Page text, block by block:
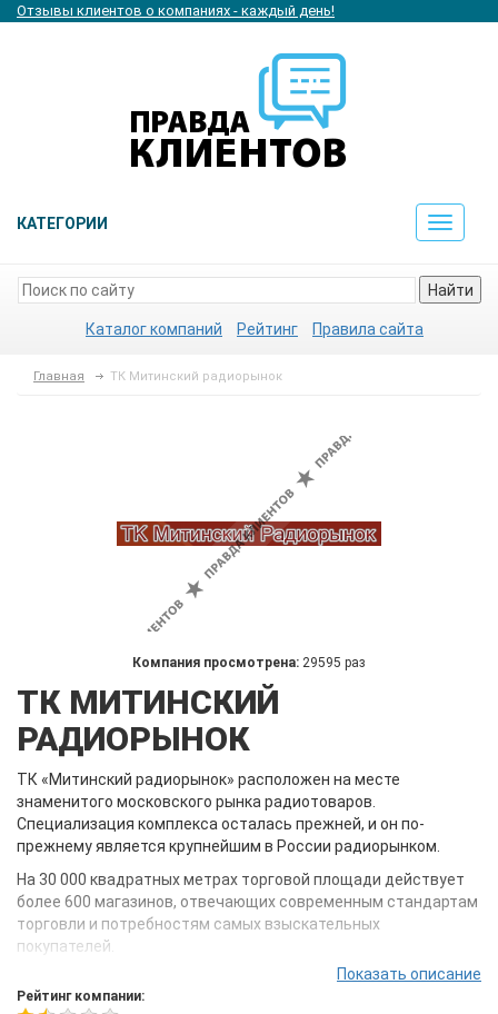
Отзывы клиентов о компаниях - каждый день!
КАТЕГОРИИ
Toggle
Найти
Каталог компаний Рейтинг Правила сайта
Главная ТК Митинский радиорынок
Компания просмотрена: 29595 раз
ТК МИТИНСКИЙ
РАДИОРЫНОК
ТК «Митинский радиорынок» расположен на месте
знаменитого московского рынка радиотоваров.
Специализация комплекса осталась прежней, и он по-
прежнему является крупнейшим в России радиорынком.
На 30 000 квадратных метрах торговой площади действует
более 600 магазинов, отвечающих современным стандартам
торговли и потребностям самых взыскательных
покупателей.
Здесь можно приобрести широчайший ассортимент
радиодеталей и комплектующих для ремонта аудио-, теле- и
Показать описание
Рейтинг компании: